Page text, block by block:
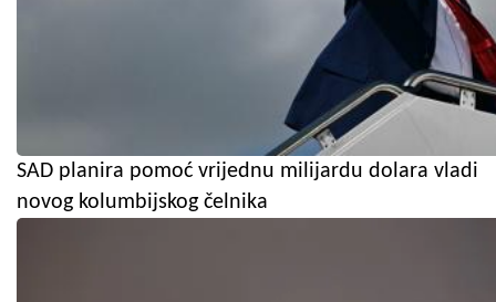
SAD planira pomoć vrijednu milijardu dolara vladi
novog kolumbijskog čelnika